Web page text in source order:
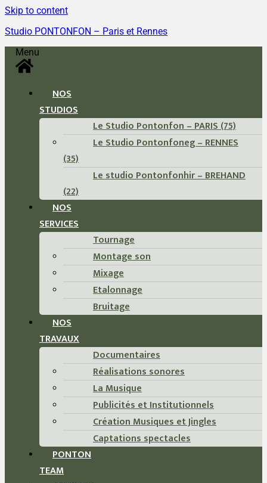
Skip to content
Studio PONTONFON – Paris et Rennes
Menu
NOS
STUDIOS
Le Studio Pontonfon – PARIS (75)
Le Studio Pontonfoneg – RENNES
(35)
Le studio Pontonfonhir – BREHAND
(22)
NOS
SERVICES
Tournage
Montage son
Mixage
Etalonnage
Bruitage
NOS
TRAVAUX
Documentaires
Réalisations sonores
La Musique
Publicités et Institutionnels
Création Musiques et Jingles
Captations spectacles
PONTON
TEAM